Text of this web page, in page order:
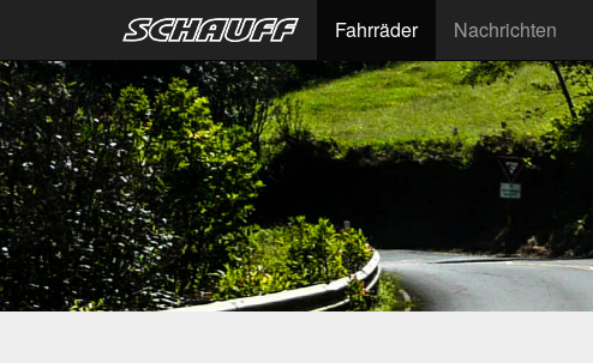
Fahrräder Nachrichten